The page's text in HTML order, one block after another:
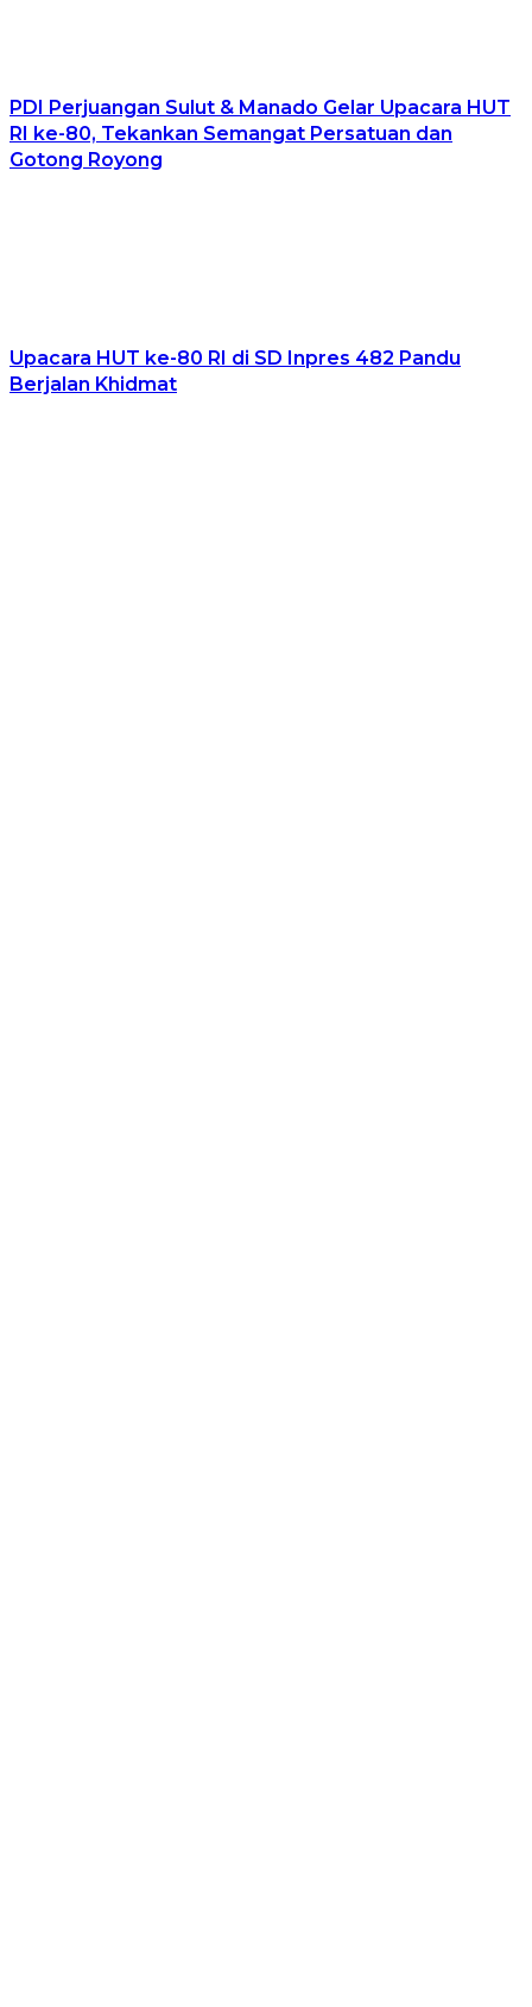
PDI Perjuangan Sulut & Manado Gelar Upacara HUT
RI ke-80, Tekankan Semangat Persatuan dan
Gotong Royong
Upacara HUT ke-80 RI di SD Inpres 482 Pandu
Berjalan Khidmat